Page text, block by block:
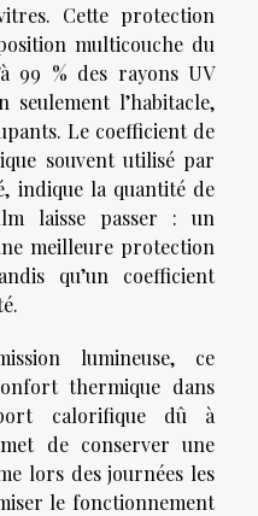
Cette protection
multicouche du
99 % des rayons UV
l’habitacle,
Le coefficient de
souvent utilisé par
indique la quantité de
laisse passer : un
meilleure protection
qu’un coefficient
lumineuse, ce
thermique dans
calorifique dû à
de conserver une
lors des journées les
le fonctionnement